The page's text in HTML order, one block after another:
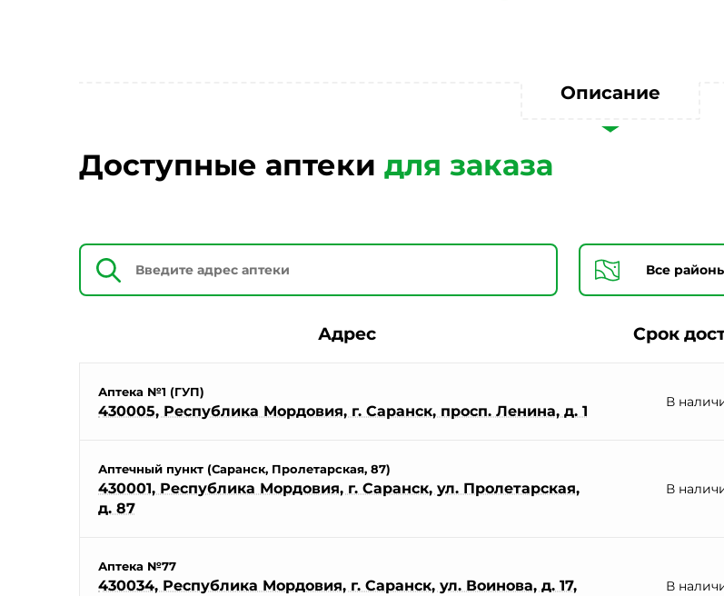
Описание
Доступные аптеки для заказа
Адрес Срок
Аптека №1 (ГУП)
430005, Республика Мордовия, г. Саранск, просп. Ленина, д. 1
В
Аптечный пункт (Саранск, Пролетарская, 87)
430001, Республика Мордовия, г. Саранск, ул. Пролетарская,
д. 87
В
Аптека №77
430034, Республика Мордовия, г. Саранск, ул. Воинова, д. 17,
В
№152-ФЗ «О персональных данных», на условиях и для
Согласии на обработку персональных